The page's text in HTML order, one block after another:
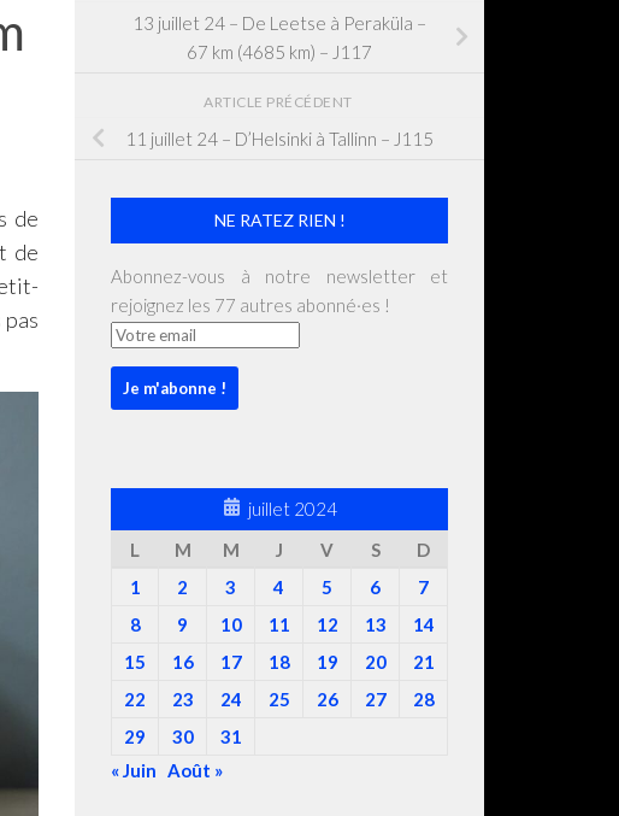
de
de
13 juillet 24 – De Leetse à Peraküla –
67 km (4685 km) – J117
ARTICLE PRÉCÉDENT
11 juillet 24 – D’Helsinki à Tallinn – J115
NE RATEZ RIEN !
Abonnez-vous à notre newsletter et
rejoignez les 77 autres abonné·es !
juillet 2024
L
M M J V S
D
1
2 3 4 5 6
7
8
9 10 11 12 13
14
15
16 17 18 19 20
21
22
23 24 25 26 27
28
29
30
31
« Juin Août »